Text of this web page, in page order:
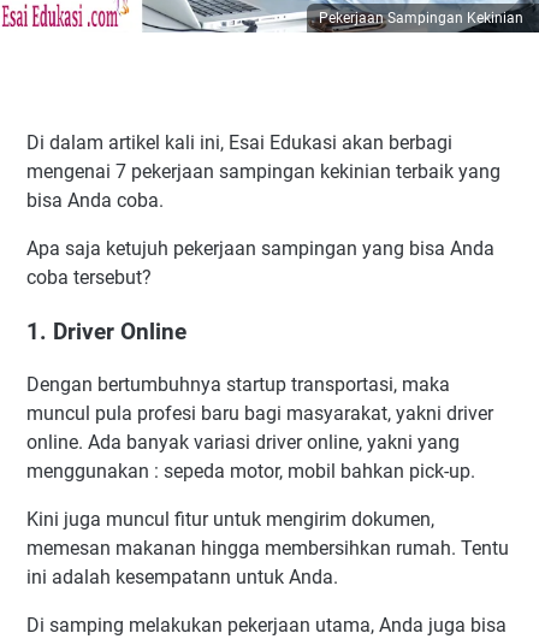
Pekerjaan Sampingan Kekinian
Di dalam artikel kali ini, Esai Edukasi akan berbagi
mengenai 7 pekerjaan sampingan kekinian terbaik yang
bisa Anda coba.
Apa saja ketujuh pekerjaan sampingan yang bisa Anda
coba tersebut?
1. Driver Online
Dengan bertumbuhnya startup transportasi, maka
muncul pula profesi baru bagi masyarakat, yakni driver
online. Ada banyak variasi driver online, yakni yang
menggunakan : sepeda motor, mobil bahkan pick-up.
Kini juga muncul fitur untuk mengirim dokumen,
memesan makanan hingga membersihkan rumah. Tentu
ini adalah kesempatann untuk Anda.
Di samping melakukan pekerjaan utama, Anda juga bisa